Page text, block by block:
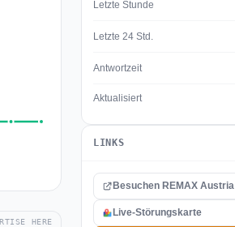
HERE
Letzte Stunde
Letzte 24 Std.
Antwortzeit
Aktualisiert
LINKS
Besuchen REMAX Austria
Live-Störungskarte